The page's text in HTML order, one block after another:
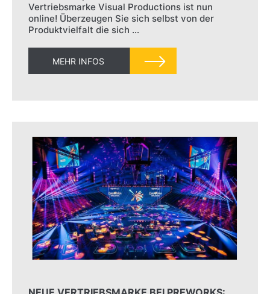
Vertriebsmarke Visual Productions ist nun
online! Überzeugen Sie sich selbst von der
Produktvielfalt die sich …
MEHR INFOS